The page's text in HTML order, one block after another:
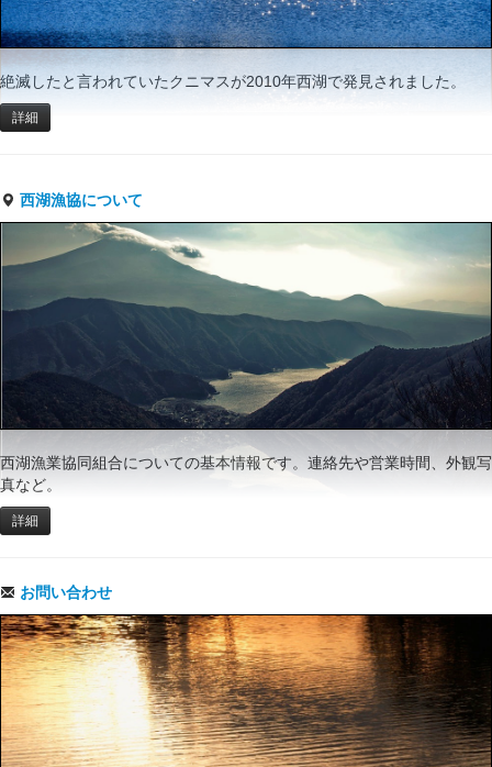
絶滅したと言われていたクニマスが2010年西湖で発見されました。
詳細
西湖漁協について
西湖漁業協同組合についての基本情報です。連絡先や営業時間、外観写
真など。
詳細
お問い合わせ